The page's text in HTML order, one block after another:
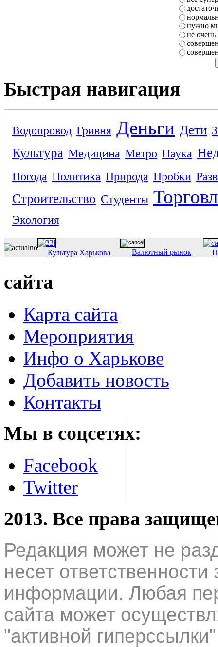
нужно
не очень
Быстрая навигация
Водопровод Гривня Деньги Дети
Культура Медицина Метро Наука
Погода Политика Природа Пробки
Строительство Студенты
Экология
Культура Харькова Валютный рынок
сайта
Карта сайта
Мероприятия
Инфо о Харькове
Добавить новость
Контакты
Мы в соцсетях:
Facebook
Twitter
2013. Все права
Редакция может не
несет
информации. Любая
сайта может
"активной